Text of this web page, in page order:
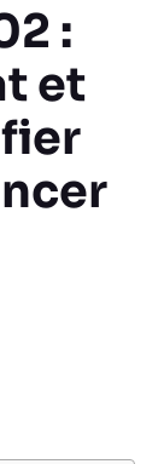
:
et